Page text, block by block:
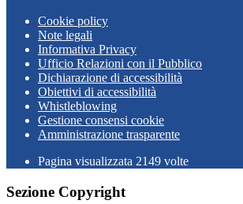
Cookie policy
Note legali
Informativa Privacy
Ufficio Relazioni con il Pubblico
Dichiarazione di accessibilità
Obiettivi di accessibilità
Whistleblowing
Gestione consensi cookie
Amministrazione trasparente
Pagina visualizzata 2149 volte
Sezione Copyright